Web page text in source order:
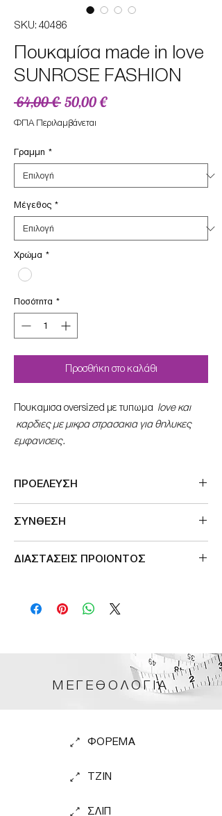
SKU: 40486
Πουκαμίσα made in love
SUNROSE FASHION
64,00 € Κανονική
τιμή
50,00 €Τιμή
ΦΠΑ Περιλαμβάνεται
Γραμμη *
Μέγεθος *
Χρώμα *
Ποσότητα *
Προσθήκη στο καλάθι
Πουκαμισα oversized με τυπωμα love και
καρδιες με μικρα στρασακια για θηλυκες
εμφανισεις.
ΠΡΟΕΛΕΥΣΗ
ΣΥΝΘΕΣΗ
ΔΙΑΣΤΑΣΕΙΣ ΠΡΟΙΟΝΤΟΣ
ΜΕΓΕΘΟΛΟΓΙΑ
ΦΟΡΕΜΑ
TZIN
ΣΛΙΠ